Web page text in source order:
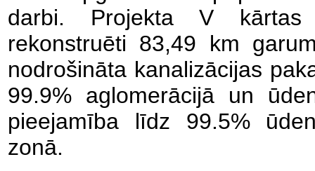
darbi. Projekta V
rekonstruēti 83,49 km
nodrošināta kanalizācijas
99.9% aglomerācijā un
pieejamība līdz 99.5%
zonā.